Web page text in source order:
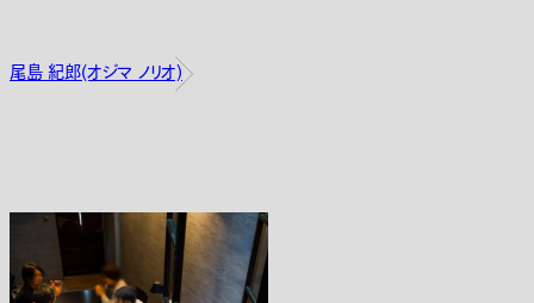
尾島 紀郎(オジマ ノリオ)